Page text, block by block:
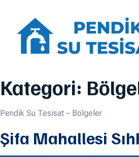
Kategori:
Pendik Su Tesisat – Bölgeler
Şifa Mahallesi